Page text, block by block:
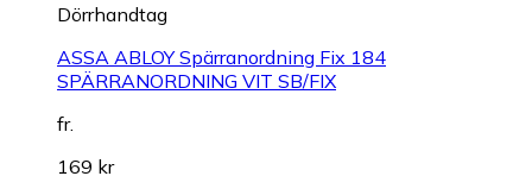
Dörrhandtag
ASSA ABLOY Spärranordning Fix 184
SPÄRRANORDNING VIT SB/FIX
fr.
169 kr